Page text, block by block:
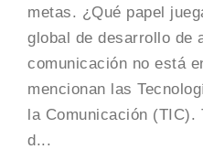
metas. ¿Qué papel
global de desarrollo de
comunicación no está
mencionan las
la Comunicación (TIC).
d...